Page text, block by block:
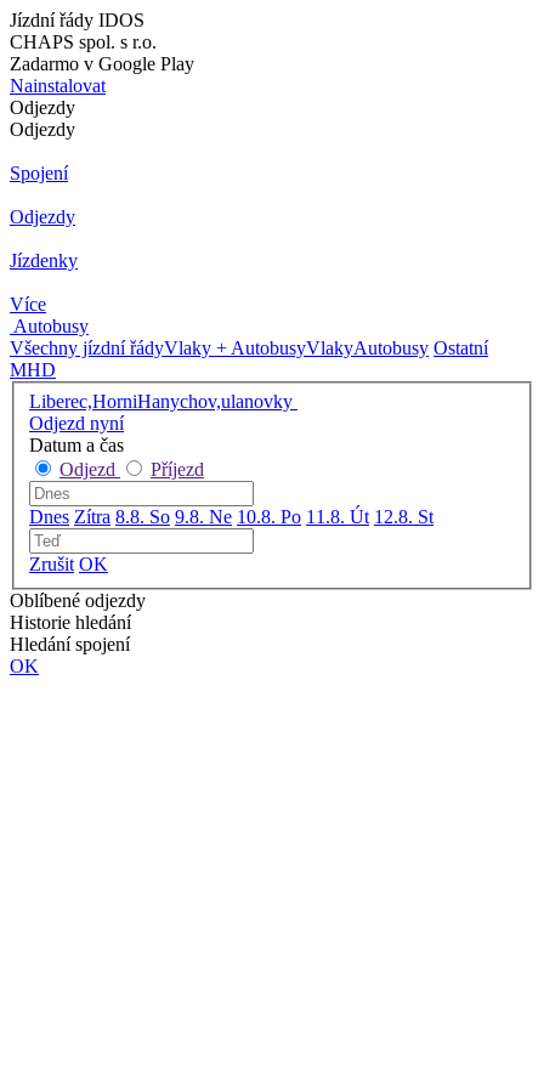
Jízdní řády IDOS
CHAPS spol. s r.o.
Zadarmo v Google Play
Nainstalovat
Odjezdy
Odjezdy
Spojení
Odjezdy
Jízdenky
Více
Autobusy
Všechny jízdní řádyVlaky + AutobusyVlakyAutobusy Ostatní
MHD
Liberec,HorniHanychov,ulanovky
Odjezd nyní
Datum a čas
Odjezd
Příjezd
Dnes Zítra 8.8. So 9.8. Ne 10.8. Po 11.8. Út 12.8. St
Zrušit OK
Oblíbené odjezdy
Historie hledání
Hledání spojení
OK